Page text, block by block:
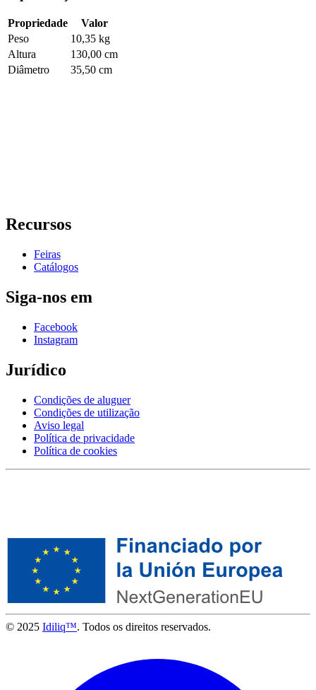
Propriedade
Valor
Peso
10,35 kg
Altura
130,00 cm
Diâmetro
35,50 cm
Recursos
Feiras
Catálogos
Siga-nos em
Facebook
Instagram
Jurídico
Condições de aluguer
Condições de utilização
Aviso legal
Política de privacidade
Política de cookies
© 2025 Idiliq™. Todos os direitos reservados.